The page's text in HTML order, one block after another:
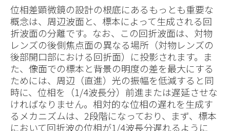
位相差顕微鏡の設計の根底にあるもっとも重要な
概念は、周辺波面と、標本によって生成される回
折波面の分離です。なお、この回折波面は、対物
レンズの後側焦点面の異なる場所（対物レンズの
後部開口部における回折面）に投影されます。ま
た、像面での標本と背景の明度の差を最大にする
ためには、周辺（直進）光の振幅を低減すると同
時に、位相を（1/4波長分）前進または遅延させな
ければなりません。相対的な位相の遅れを生成す
るメカニズムは、2段階になっており、まず、標本
において回折波の位相が1/4波長分遅れるように